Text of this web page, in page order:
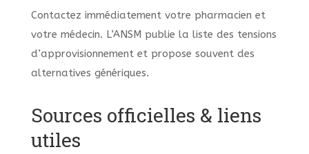
Contactez immédiatement votre pharmacien et
votre médecin. L’ANSM publie la liste des tensions
d’approvisionnement et propose souvent des
alternatives génériques.
Sources officielles & liens
utiles